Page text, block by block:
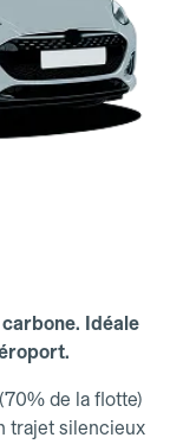
Idéale
de la flotte)
trajet silencieux